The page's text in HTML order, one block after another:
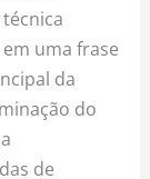
uma frase
da
do
de